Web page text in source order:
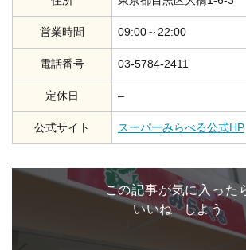
営業時間 09:00～22:00
電話番号 03-5784-2411
定休日 –
公式サイト スーパーみらべる公式HP
この記事が気に入った
いいね ! しよう